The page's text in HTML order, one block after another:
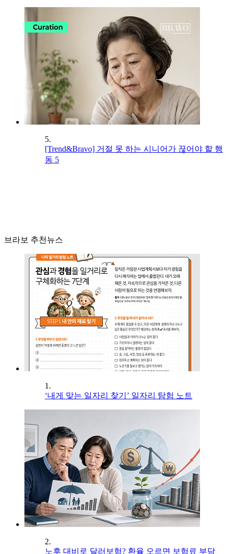
5.
[Trend&Bravo] 거절 못 하는 시니어가 끊어야 할 행
동 5
브라보 추천뉴스
1.
‘내게 맞는 일자리 찾기’ 일자리 탐험 노트
2.
노후 대비로 달러보험? 환율 오르면 보험료 부담